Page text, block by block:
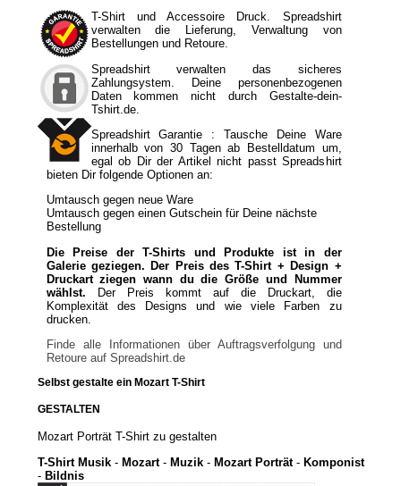
T-Shirt und Accessoire Druck. Spreadshirt
verwalten die Lieferung, Verwaltung von
Bestellungen und Retoure.
Spreadshirt verwalten das sicheres
Zahlungsystem. Deine personenbezogenen
Daten kommen nicht durch Gestalte-dein-
Tshirt.de.
Spreadshirt Garantie : Tausche Deine Ware
innerhalb von 30 Tagen ab Bestelldatum um,
egal ob Dir der Artikel nicht passt Spreadshirt
bieten Dir folgende Optionen an:
Umtausch gegen neue Ware
Umtausch gegen einen Gutschein für Deine nächste
Bestellung
Die Preise der T-Shirts und Produkte ist in der
Galerie geziegen. Der Preis des T-Shirt + Design +
Druckart ziegen wann du die Größe und Nummer
wählst. Der Preis kommt auf die Druckart, die
Komplexität des Designs und wie viele Farben zu
drucken.
Finde alle Informationen über Auftragsverfolgung und
Retoure auf Spreadshirt.de
Selbst gestalte ein Mozart T-Shirt
GESTALTEN
Mozart Porträt T-Shirt zu gestalten
T-Shirt Musik- Mozart- Muzik- Mozart Porträt- Komponist
- Bildnis